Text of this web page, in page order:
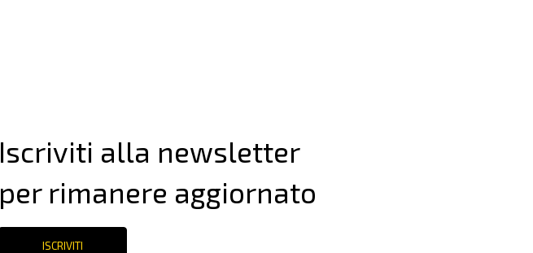
Iscriviti alla newsletter
per rimanere aggiornato
ISCRIVITI